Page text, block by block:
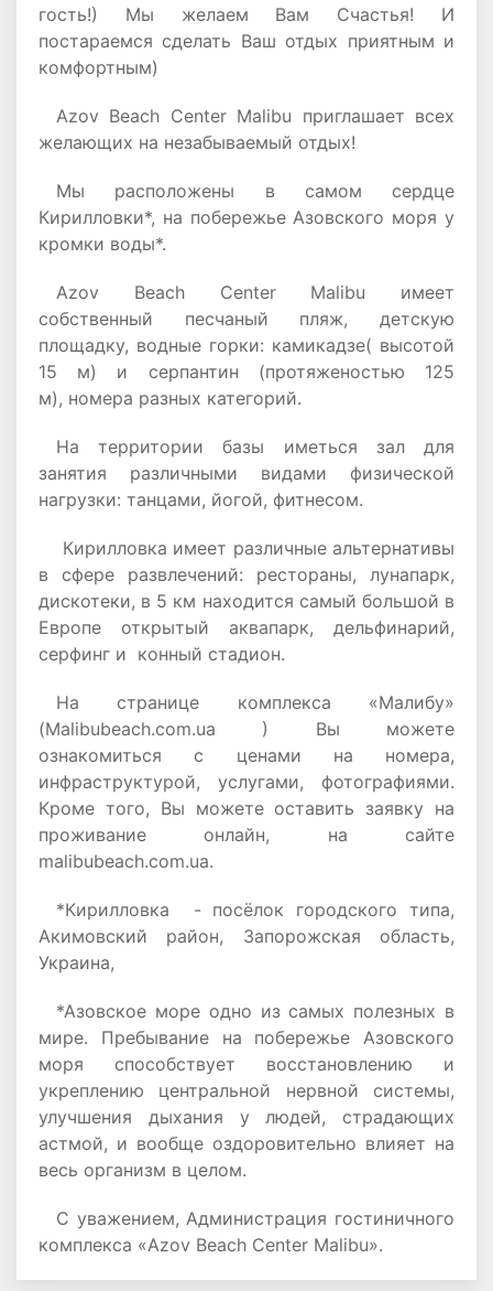
гость!) Мы желаем Вам Счастья! И
постараемся сделать Ваш отдых приятным и
комфортным)
Azov Beach Center Malibu приглашает всех
желающих на незабываемый отдых!
Мы расположены в самом сердце
Кирилловки*, на побережье Азовского моря у
кромки воды*.
Azov Beach Center Malibu имеет
собственный песчаный пляж, детскую
площадку, водные горки: камикадзе( высотой
15 м) и серпантин (протяженостью 125
м), номера разных категорий.
На территории базы иметься зал для
занятия различными видами физической
нагрузки: танцами, йогой, фитнесом.
Кирилловка имеет различные альтернативы
в сфере развлечений: рестораны, лунапарк,
дискотеки, в 5 км находится самый большой в
Европе открытый аквапарк, дельфинарий,
серфинг и конный стадион.
На странице комплекса «Малибу»
(Malibubeach.com.ua ) Вы можете
ознакомиться с ценами на номера,
инфраструктурой, услугами, фотографиями.
Кроме того, Вы можете оставить заявку на
проживание онлайн, на сайте
malibubeach.com.ua.
*Кирилловка - посёлок городского типа,
Акимовский район, Запорожская область,
Украина,
*Азовское море одно из самых полезных в
мире. Пребывание на побережье Азовского
моря способствует восстановлению и
укреплению центральной нервной системы,
улучшения дыхания у людей, страдающих
астмой, и вообще оздоровительно влияет на
весь организм в целом.
С уважением, Администрация гостиничного
комплекса «Azov Beach Center Malibu».